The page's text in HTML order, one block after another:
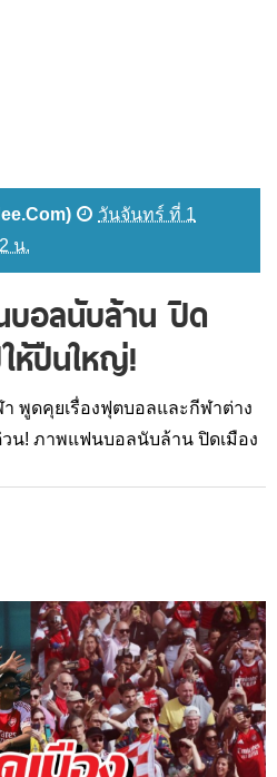
วันจันทร์ ที่ 1
น.
อลนับล้าน ปิด
ห้ปืนใหญ่!
พูดคุยเรื่องฟุตบอลและกีฬาต่าง
น! ภาพแฟนบอลนับล้าน ปิดเมือง